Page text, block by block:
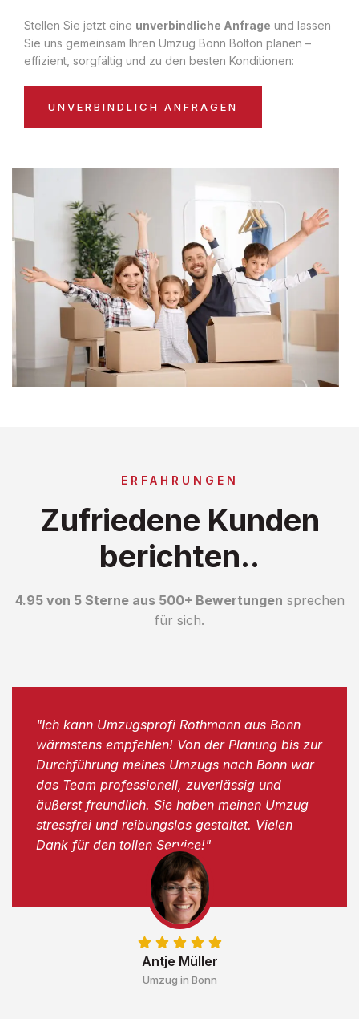
Stellen Sie jetzt eine unverbindliche Anfrage und lassen
Sie uns gemeinsam Ihren Umzug Bonn Bolton planen –
effizient, sorgfältig und zu den besten Konditionen:
UNVERBINDLICH ANFRAGEN
ERFAHRUNGEN
Zufriedene Kunden
berichten..
4.95 von 5 Sterne aus 500+ Bewertungen sprechen
für sich.
Antje Müller
Umzug in Bonn
"Ich kann Umzugsprofi Rothmann aus Bonn
wärmstens empfehlen! Von der Planung bis zur
Durchführung meines Umzugs nach Bonn war
das Team professionell, zuverlässig und
äußerst freundlich. Sie haben meinen Umzug
stressfrei und reibungslos gestaltet. Vielen
Dank für den tollen Service!"